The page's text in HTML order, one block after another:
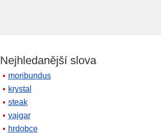
Nejhledanější slova
moribundus
krystal
steak
vajgar
hrdobce